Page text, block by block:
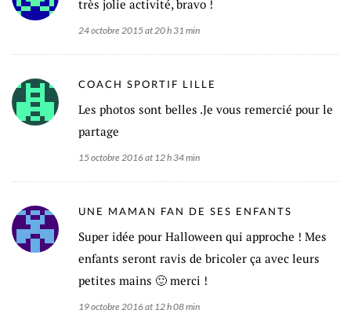
très jolie activité, bravo !
24 octobre 2015 at 20 h 31 min
COACH SPORTIF LILLE
Les photos sont belles .Je vous remercié pour le
partage
15 octobre 2016 at 12 h 34 min
UNE MAMAN FAN DE SES ENFANTS
Super idée pour Halloween qui approche ! Mes
enfants seront ravis de bricoler ça avec leurs
petites mains 🙂 merci !
19 octobre 2016 at 12 h 08 min